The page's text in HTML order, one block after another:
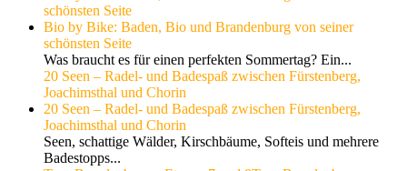
schönsten Seite
Bio by Bike: Baden, Bio und Brandenburg von seiner
schönsten Seite
Was braucht es für einen perfekten Sommertag? Ein...
20 Seen – Radel- und Badespaß zwischen Fürstenberg,
Joachimsthal und Chorin
20 Seen – Radel- und Badespaß zwischen Fürstenberg,
Joachimsthal und Chorin
Seen, schattige Wälder, Kirschbäume, Softeis und mehrere
Badestopps...